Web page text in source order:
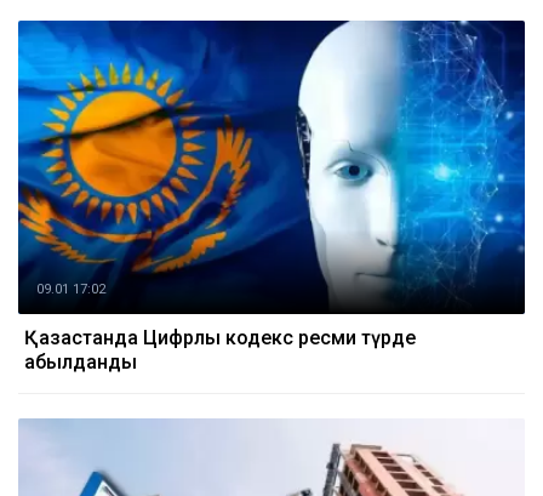
09.01 17:02
Қазақстанда Цифрлық кодекс ресми түрде
қабылданды